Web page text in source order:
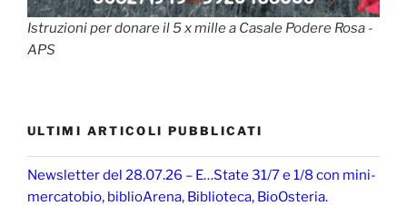
Istruzioni per donare il 5 x mille a Casale Podere Rosa -
APS
ULTIMI ARTICOLI PUBBLICATI
Newsletter del 28.07.26 – E…State 31/7 e 1/8 con mini-
mercatobio, biblioArena, Biblioteca, BioOsteria.